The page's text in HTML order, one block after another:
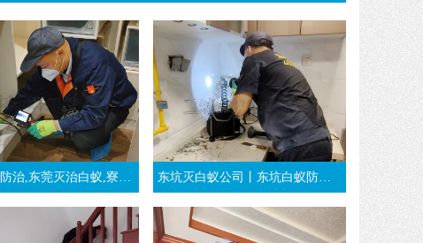
治白蚁,寮步白蚁预防-东莞万江消杀白蚁公司 东坑灭白蚁公司丨东坑白蚁防治丨装修时东莞东坑白蚁预防工程